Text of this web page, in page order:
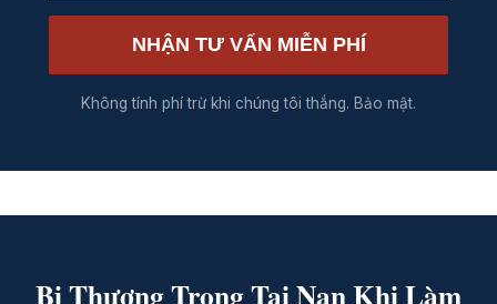
NHẬN TƯ VẤN MIỄN PHÍ
Không tính phí trừ khi chúng tôi thắng. Bảo mật.
Bị Thương Trong Tai Nạn Khi Làm